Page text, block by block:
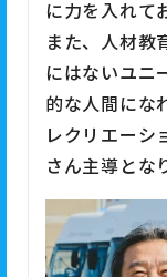
に力を入れて
また、人材教
にはないユニ
的な人間にな
レクリエーシ
さん主導とな